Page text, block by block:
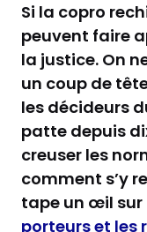
Si la copro
peuvent faire
la justice. On
un coup de
les décideurs
patte depuis
creuser les
comment s’y
tape un œil sur
porteurs et les